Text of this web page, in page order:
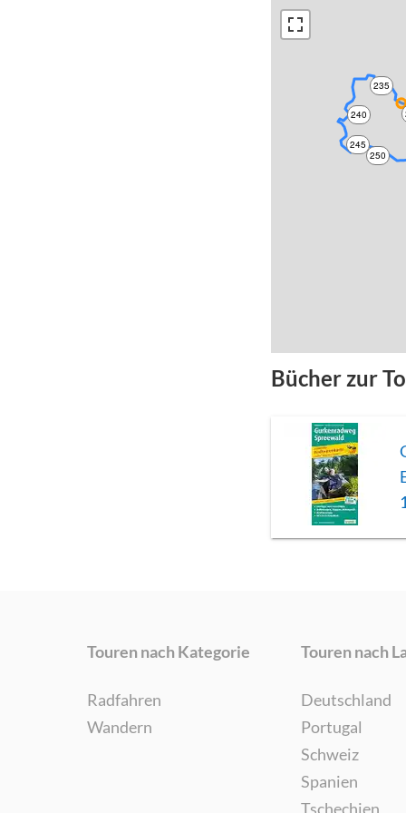
235
240
245
250
Bücher zur
Touren nach Kategorie
Radfahren
Wandern
Touren nach
Deutschland
Portugal
Schweiz
Spanien
Tschechien